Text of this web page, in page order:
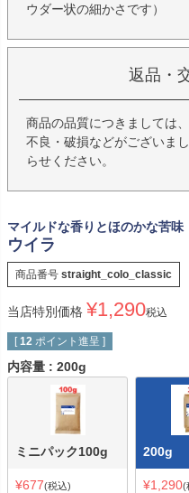
ウダー状の細かさです）
返品・
商品の品質につきましては
不良・破損などがございま
らせください。
マイルドな香りとほのかな苦味
ウイラ
商品番号 straight_colo_classic
当店特別価格 ¥1,290税込
[ 12 ポイント進呈 ]
内容量 200g
ミニパック100g
¥677 税込
200g
¥1,290